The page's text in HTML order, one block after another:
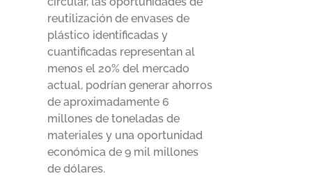
reutilización de envases de
plástico identificadas y
cuantificadas representan al
menos el 20% del mercado
actual, podrían generar ahorros
de aproximadamente 6
millones de toneladas de
materiales y una oportunidad
económica de 9 mil millones
de dólares.